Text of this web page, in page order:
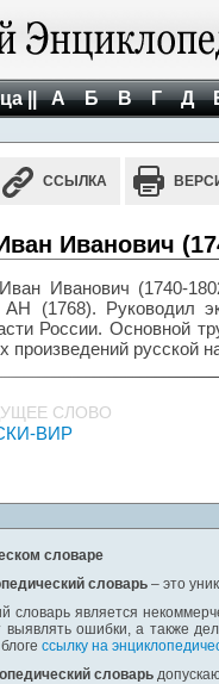
|| А Б В Г Д
ССЫЛКА
Иванович
Иванович (1740-
АН (1768). Руководил
России. Основной
произведений русской
СЛОВО
ВИР
словаре
словарь – это
словарь является
выявлять ошибки, а также
ссылку на
словарь